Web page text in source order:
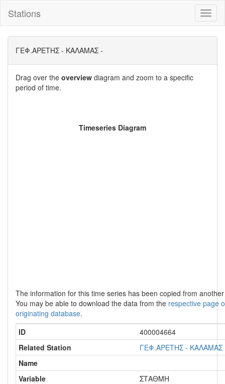
Stations
ΓΕΦ.ΑΡΕΤΗΣ - ΚΑΛΑΜΑΣ -
Drag over the overview diagram and zoom to a specific
period of time.
Timeseries Diagram
The information for this time series has been copied from
You may be able to download the data from the respective page
originating database.
ID
400004664
Related Station
ΓΕΦ.ΑΡΕΤΗΣ - ΚΑΛΑΜΑΣ
Name
Variable
ΣΤΑΘΜΗ